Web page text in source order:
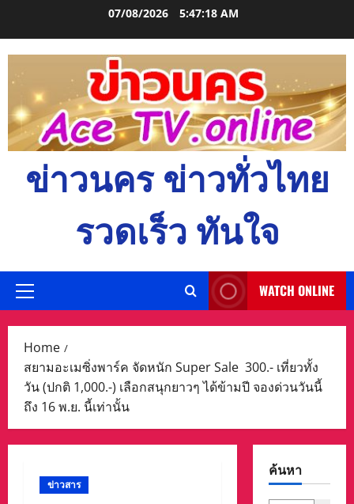
07/08/2026 5:47:19 AM
ข่าวนคร ข่าวทั่วไทย
รวดเร็ว ทันใจ
Primary
WATCH ONLINE
Home
สยามอะเมซิ่งพาร์ค จัดหนัก Super Sale 300.- เที่ยวทั้ง
วัน (ปกติ 1,000.-) เลือกสนุกยาวๆ ได้ข้ามปี จองด่วนวันนี้
ถึง 16 พ.ย. นี้เท่านั้น
ข่าวสาร
ค้นหา